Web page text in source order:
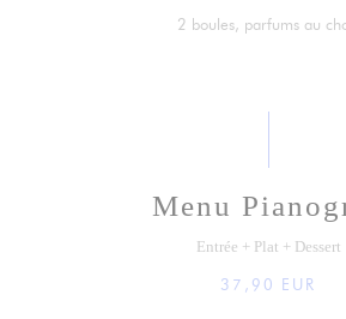
2 boules, parfums au
Menu
Entrée + Plat + Dessert
37,90 EUR